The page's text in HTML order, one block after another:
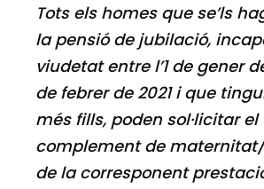
Tots els homes que se’ls
la pensió de jubilació,
viudetat entre l’1 de gener
de febrer de 2021 i que
més fills, poden sol·licitar el
complement de
de la corresponent